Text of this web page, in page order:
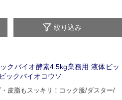
絞り込み
クバイオ酵素4.5kg業務用 液体ビッ
ックバイオコウソ
皮脂もスッキリ！コック服/ダスター/